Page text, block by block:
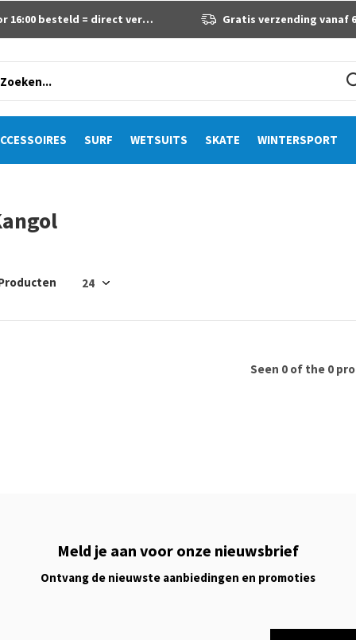
SURF WETSUITS SKATE WINTERSPORT
16:00 besteld = direct verzonden Gratis verzending vanaf 60 euro
Seen 0 of the 0
Meld je aan voor onze nieuwsbrief
Ontvang de nieuwste aanbiedingen en promoties